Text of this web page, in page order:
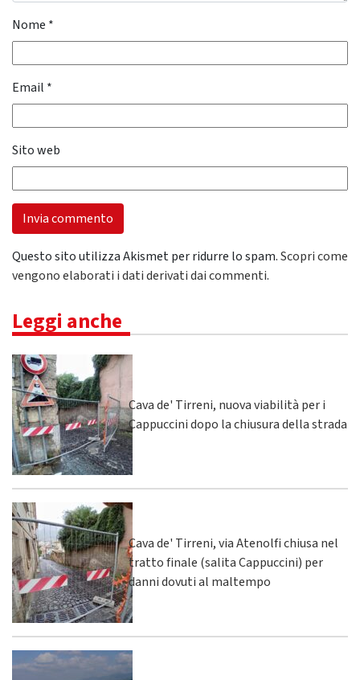
Nome *
Email *
Sito web
Questo sito utilizza Akismet per ridurre lo spam.Scopri come
vengono elaborati i dati derivati dai commenti.
Leggi anche
Cava de' Tirreni, nuova viabilità per i
Cappuccini dopo la chiusura della strada
Cava de' Tirreni, via Atenolfi chiusa nel
tratto finale (salita Cappuccini) per
danni dovuti al maltempo